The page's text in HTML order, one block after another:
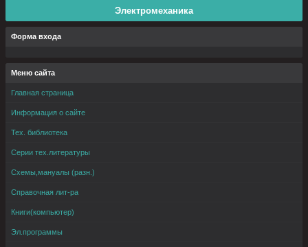
Электромеханика
Форма входа
Меню сайта
Главная страница
Информация о сайте
Тех. библиотека
Серии тех.литературы
Схемы,мануалы (разн.)
Справочная лит-ра
Книги(компьютер)
Эл.программы